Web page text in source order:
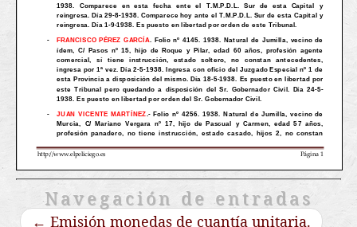
Navegación de entradas
← Emisión monedas de cuantía unitaria.